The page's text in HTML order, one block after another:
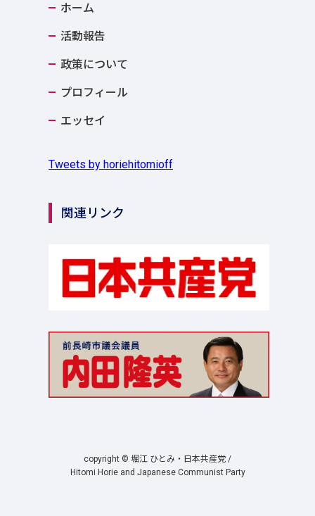
ホーム
活動報告
政策について
プロフィール
エッセイ
Tweets by horiehitomioff
関連リンク
copyright © 堀江 ひとみ・日本共産党 /
Hitomi Horie and Japanese Communist Party